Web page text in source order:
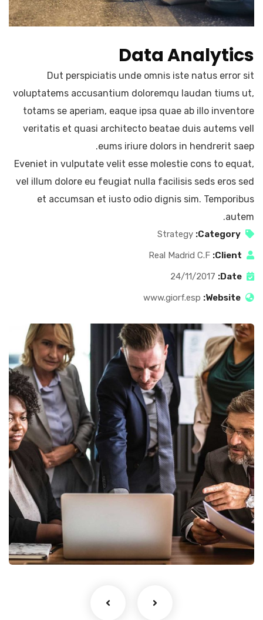
Data Analytics
Dut perspiciatis unde omnis iste natus error sit
voluptatems accusantium doloremqu laudan tiums ut,
totams se aperiam, eaque ipsa quae ab illo inventore
veritatis et quasi architecto beatae duis autems vell
eums iriure dolors in hendrerit saep.
Eveniet in vulputate velit esse molestie cons to equat,
vel illum dolore eu feugiat nulla facilisis seds eros sed
et accumsan et iusto odio dignis sim. Temporibus
autem.
Category:
Strategy
Client:
Real Madrid C.F
Date:
24/11/2017
Website:
www.giorf.esp
استراتيجية التمويل
تسهيل